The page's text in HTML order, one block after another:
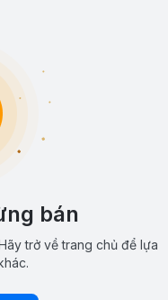
bán
trở về trang chủ để lựa